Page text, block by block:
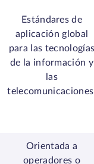
Estándares de
aplicación global
para las
de la información y
las
Orientada a
operadores o